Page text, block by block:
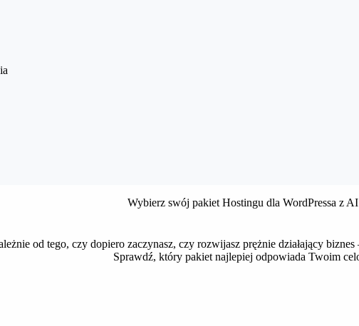
Wybierz swój pakiet Hostingu dla WordPressa z AI
od tego, czy dopiero zaczynasz, czy rozwijasz prężnie działający
Sprawdź, który pakiet najlepiej odpowiada Twoim